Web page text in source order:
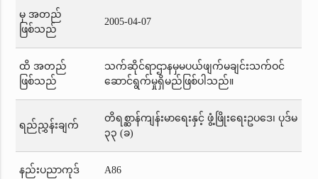
မှ အတည်
ဖြစ်သည်
2005-04-07
ထိ အတည်
ဖြစ်သည်
သက်ဆိုင်ရာဌာနမှမပယ်ဖျက်မချင်းသက်ဝင်
ဆောင်ရွက်မှုရှိမည်ဖြစ်ပါသည်။
ရည်ညွှန်းချက်
တိရစ္ဆာန်ကျန်းမာရေးနှင့် ဖွံ့ဖြိုးရေးဥပဒေ၊ ပုဒ်မ
၃၃ (ခ)
နည်းပညာကုဒ် A86